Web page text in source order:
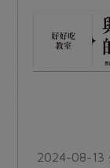
2024-08-13